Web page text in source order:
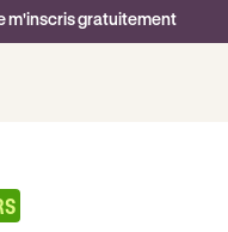
m'inscris gratuitement